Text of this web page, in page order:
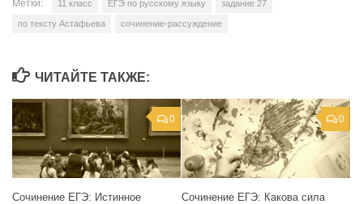
Метки: 11 класс ЕГЭ по русскому языку задание 27
по тексту Астафьева сочинение-рассуждение
ЧИТАЙТЕ ТАКЖЕ:
0
Сочинение ЕГЭ: Истинное
0
Сочинение ЕГЭ: Какова сила